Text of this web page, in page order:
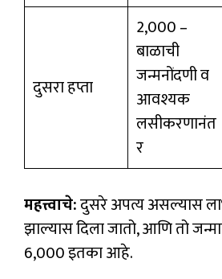
दुसरा हप्ता
₹2,000 –
बाळाची
जन्मनोंदणी व
आवश्यक
लसीकरणानंत
र
महत्त्वाचे:दुसरे अपत्य असल्यास
झाल्यास दिला जातो, आणि तो
₹6,000 इतका आहे.